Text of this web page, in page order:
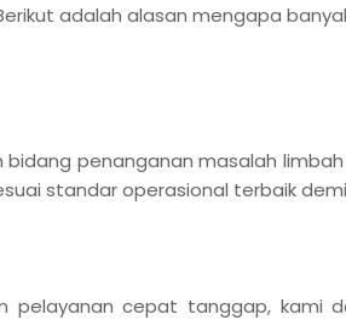
adalah alasan mengapa
penanganan masalah
standar operasional terbaik
pelayanan cepat tanggap, kami